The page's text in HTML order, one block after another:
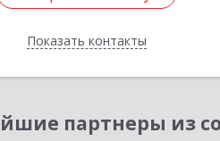
Показать контакты
Назад
партнеры из